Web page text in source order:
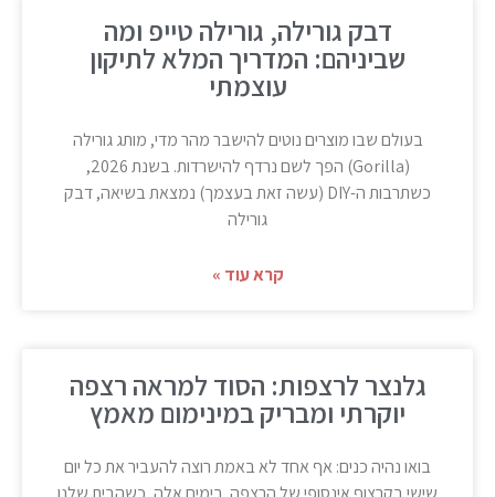
דבק גורילה, גורילה טייפ ומה
שביניהם: המדריך המלא לתיקון
עוצמתי
בעולם שבו מוצרים נוטים להישבר מהר מדי, מותג גורילה
(Gorilla) הפך לשם נרדף להישרדות. בשנת 2026,
כשתרבות ה-DIY (עשה זאת בעצמך) נמצאת בשיאה, דבק
גורילה
קרא עוד »
גלנצר לרצפות: הסוד למראה רצפה
יוקרתי ומבריק במינימום מאמץ
בואו נהיה כנים: אף אחד לא באמת רוצה להעביר את כל יום